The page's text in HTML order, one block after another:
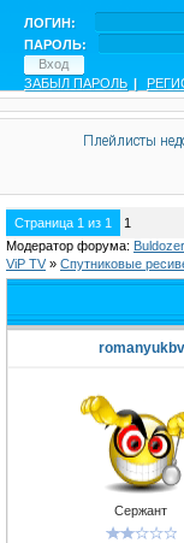
ЛОГИН:
ПАРОЛЬ:
ЗАБЫЛ ПАРОЛЬ |
Плейлисты
Страница 1 из 1
1
Модератор форума:
ViP TV » Спутниковые
romanyukbv
Сержант